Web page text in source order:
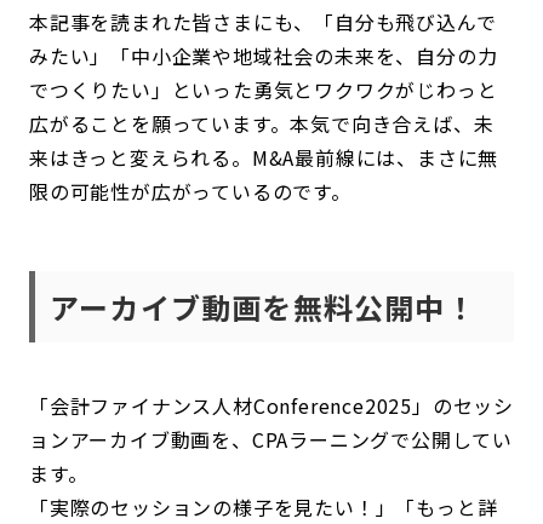
本記事を読まれた皆さまにも、「自分も飛び込んで
みたい」「中小企業や地域社会の未来を、自分の力
でつくりたい」といった勇気とワクワクがじわっと
広がることを願っています。本気で向き合えば、未
来はきっと変えられる。M&A最前線には、まさに無
限の可能性が広がっているのです。
アーカイブ動画を無料公開中！
「会計ファイナンス人材Conference2025」のセッシ
ョンアーカイブ動画を、CPAラーニングで公開してい
ます。
「実際のセッションの様子を見たい！」「もっと詳